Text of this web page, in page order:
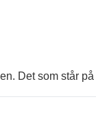
Det som står